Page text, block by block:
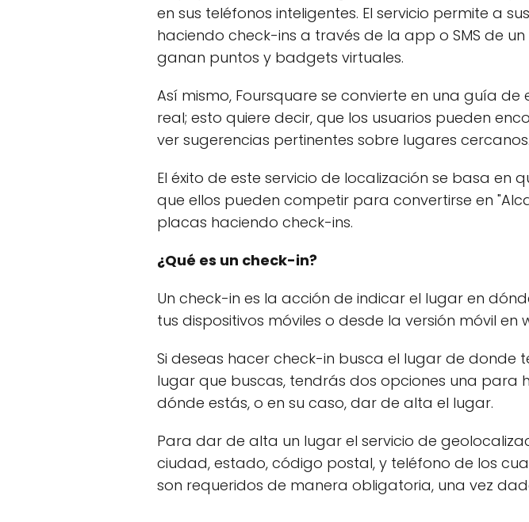
en sus teléfonos inteligentes. El servicio permite a
haciendo check-ins a través de la app o SMS de
ganan puntos y badgets virtuales.
Así mismo, Foursquare se convierte en una guía
real; esto quiere decir, que los usuarios pueden
ver sugerencias pertinentes sobre lugares cercanos.
El éxito de este servicio de localización se basa en
que ellos pueden competir para convertirse en
placas haciendo check-ins.
¿Qué es un check-in?
Un check-in es la acción de indicar el lugar en
tus dispositivos móviles o desde la versión móvil en
Si deseas hacer check-in busca el lugar de donde
lugar que buscas, tendrás dos opciones una para
dónde estás, o en su caso, dar de alta el lugar.
Para dar de alta un lugar el servicio de
ciudad, estado, código postal, y teléfono de los
son requeridos de manera obligatoria, una vez